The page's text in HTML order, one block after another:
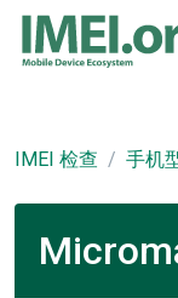
IMEI 检查 手机